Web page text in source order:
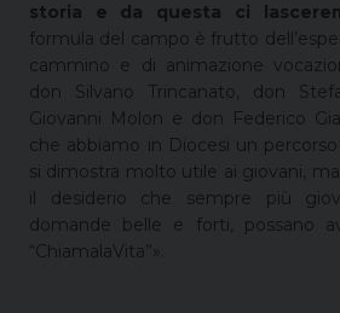
storia e da questa ci
formula del campo è frutto
cammino e di animazione
don Silvano Trincanato, don
Giovanni Molon e don Federico
che abbiamo in Diocesi un
si dimostra molto utile ai giovani,
il desiderio che sempre più
domande belle e forti, possano
“ChiamalaVita”».